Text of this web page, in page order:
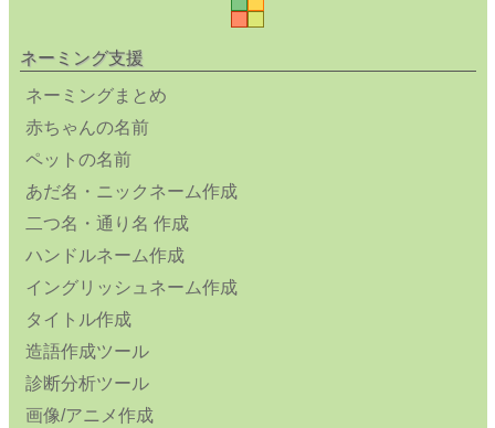
ネーミング支援
ネーミングまとめ
赤ちゃんの名前
ペットの名前
あだ名・ニックネーム作成
二つ名・通り名 作成
ハンドルネーム作成
イングリッシュネーム作成
タイトル作成
造語作成ツール
診断分析ツール
画像/アニメ作成